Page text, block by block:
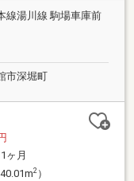
線湯川線 駒場車庫前
市深堀町
1ヶ月
2）